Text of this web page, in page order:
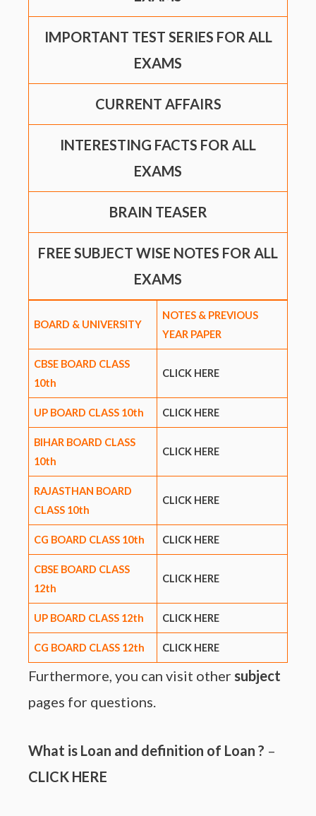
IMPORTANT TEST SERIES FOR ALL
EXAMS
CURRENT AFFAIRS
INTERESTING FACTS FOR ALL
EXAMS
BRAIN TEASER
FREE SUBJECT WISE NOTES FOR ALL
EXAMS
BOARD & UNIVERSITY
NOTES & PREVIOUS
YEAR PAPER
CBSE BOARD CLASS
10th
CLICK HERE
UP BOARD CLASS 10th CLICK HERE
BIHAR BOARD CLASS
10th
CLICK HERE
RAJASTHAN BOARD
CLASS 10th
CLICK HERE
CG BOARD CLASS 10th CLICK HERE
CBSE BOARD CLASS
12th
CLICK HERE
UP BOARD CLASS 12th CLICK HERE
CG BOARD CLASS 12th CLICK HERE
Furthermore, you can visit other subject
pages for questions.
What is Loan and definition of Loan ? –
CLICK HERE